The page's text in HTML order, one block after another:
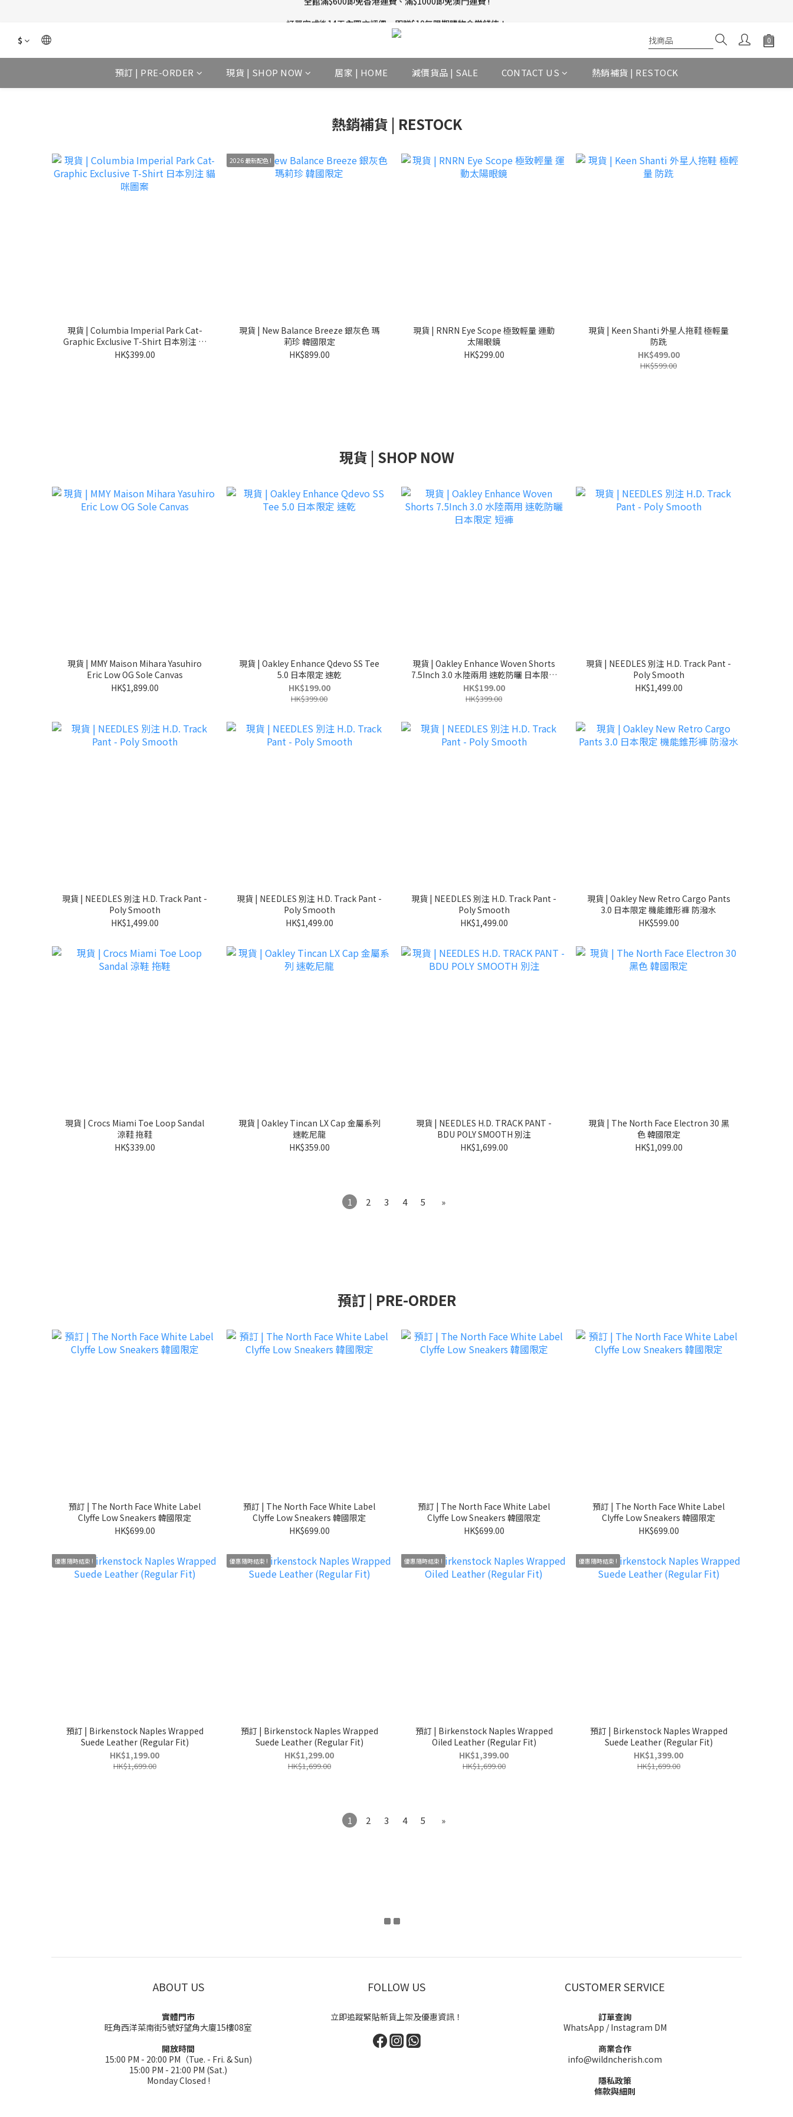
新會員招募中 | 即送 $12 購物金當錢使！
$
預訂 | PRE-ORDER 現貨 | SHOP NOW 居家 | HOME 減價貨品 | SALE CONTACT US 熱銷補貨 | RESTOCK
熱銷補貨 | RESTOCK
現貨 | Columbia Imperial Park Cat-
Graphic Exclusive T-Shirt 日本別注 貓
咪圖案
HK$399.00
2026 最新配色 !
現貨 | New Balance Breeze 銀灰色 瑪
莉珍 韓國限定
HK$899.00
現貨 | RNRN Eye Scope 極致輕量 運動
太陽眼鏡
HK$299.00
現貨 | Keen Shanti 外星人拖鞋 極輕量
防跣
HK$499.00
HK$599.00
現貨 | SHOP NOW
現貨 | MMY Maison Mihara Yasuhiro
Eric Low OG Sole Canvas
HK$1,899.00
現貨 | Oakley Enhance Qdevo SS Tee
5.0 日本限定 速乾
HK$199.00
HK$399.00
現貨 | Oakley Enhance Woven Shorts
7.5Inch 3.0 水陸兩用 速乾防曬 日本限定
短褲
HK$199.00
HK$399.00
現貨 | NEEDLES 別注 H.D. Track Pant -
Poly Smooth
HK$1,499.00
現貨 | NEEDLES 別注 H.D. Track Pant -
Poly Smooth
HK$1,499.00
現貨 | NEEDLES 別注 H.D. Track Pant -
Poly Smooth
HK$1,499.00
現貨 | NEEDLES 別注 H.D. Track Pant -
Poly Smooth
HK$1,499.00
現貨 | Oakley New Retro Cargo Pants
3.0 日本限定 機能錐形褲 防潑水
HK$599.00
現貨 | Crocs Miami Toe Loop Sandal
涼鞋 拖鞋
HK$339.00
現貨 | Oakley Tincan LX Cap 金屬系列
速乾尼龍
HK$359.00
現貨 | NEEDLES H.D. TRACK PANT -
BDU POLY SMOOTH 別注
HK$1,699.00
現貨 | The North Face Electron 30 黑
色 韓國限定
HK$1,099.00
1 2 3 4 5 »
預訂 | PRE-ORDER
預訂 | The North Face White Label
Clyffe Low Sneakers 韓國限定
HK$699.00
預訂 | The North Face White Label
Clyffe Low Sneakers 韓國限定
HK$699.00
預訂 | The North Face White Label
Clyffe Low Sneakers 韓國限定
HK$699.00
預訂 | The North Face White Label
Clyffe Low Sneakers 韓國限定
HK$699.00
優惠隨時結束 !
預訂 | Birkenstock Naples Wrapped
Suede Leather (Regular Fit)
HK$1,199.00
HK$1,699.00
優惠隨時結束 !
預訂 | Birkenstock Naples Wrapped
Suede Leather (Regular Fit)
HK$1,299.00
HK$1,699.00
優惠隨時結束 !
預訂 | Birkenstock Naples Wrapped
Oiled Leather (Regular Fit)
HK$1,399.00
HK$1,699.00
優惠隨時結束 !
預訂 | Birkenstock Naples Wrapped
Suede Leather (Regular Fit)
HK$1,399.00
HK$1,699.00
1 2 3 4 5 »
ABOUT US
實體門市
旺角西洋菜南街5號好望角大廈15樓08室
開放時間
15:00 PM - 20:00 PM（Tue. - Fri. & Sun)
15:00 PM - 21:00 PM (Sat.)
Monday Closed !
FOLLOW US
立即追蹤緊貼新貨上架及優惠資訊！
CUSTOMER SERVICE
訂單查詢
WhatsApp /Instagram DM
商業合作
info@wildncherish.com
隱私政策
條款與細則